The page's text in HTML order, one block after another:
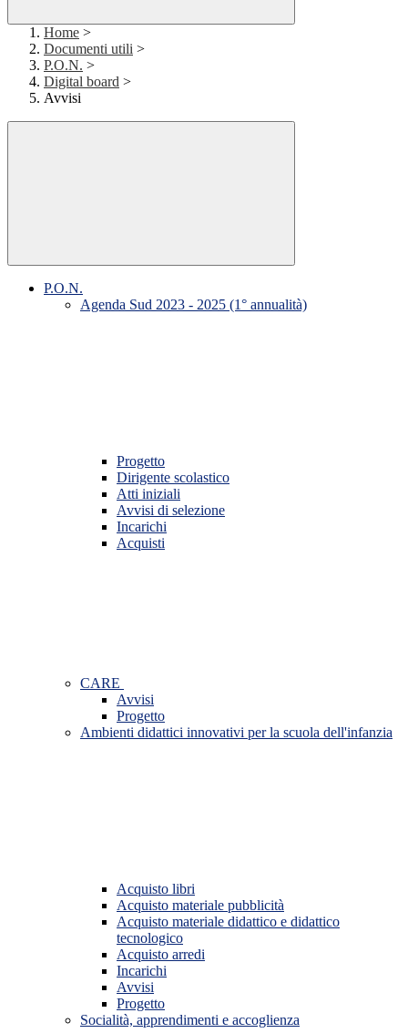
Home >
Documenti utili >
P.O.N. >
Digital board >
Avvisi
P.O.N.
Agenda Sud 2023 - 2025 (1° annualità)
Progetto
Dirigente scolastico
Atti iniziali
Avvisi di selezione
Incarichi
Acquisti
CARE
Avvisi
Progetto
Ambienti didattici innovativi per la scuola dell'infanzia
Acquisto libri
Acquisto materiale pubblicità
Acquisto materiale didattico e didattico
tecnologico
Acquisto arredi
Incarichi
Avvisi
Progetto
Socialità, apprendimenti e accoglienza